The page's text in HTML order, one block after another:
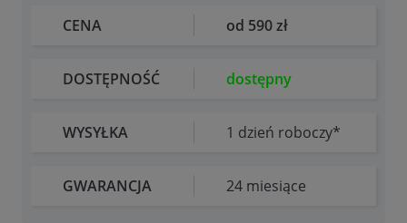
CENA od 590 zł
DOSTĘPNOŚĆ dostępny
WYSYŁKA 1 dzień roboczy*
GWARANCJA 24 miesiące